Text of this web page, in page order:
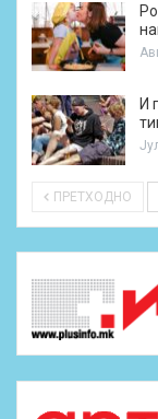
И
ПРЕТХОДНО